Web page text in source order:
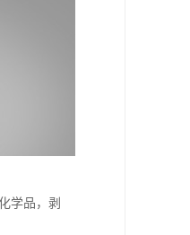
学品，剥